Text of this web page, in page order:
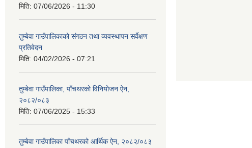
मिति: 07/06/2026 - 11:30
तुम्बेवा गाउँपालिकाको संगठन तथा व्यवस्थापन सर्वेक्षण
प्रतिवेदन
मिति: 04/02/2026 - 07:21
तुम्बेवा गाउँपालिका, पाँचथरको विनियोजन ऐन,
२०८२/०८३
मिति: 07/06/2025 - 15:33
तुम्बेवा गाउँपालिका पाँचथरको आर्थिक ऐन, २०८२/०८३